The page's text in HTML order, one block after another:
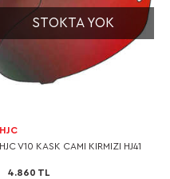
STOKTA YOK
HJC
HJC V10 KASK CAMI KIRMIZI HJ41
4.860 TL